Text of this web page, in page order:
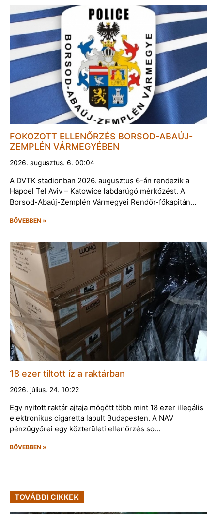
FOKOZOTT ELLENŐRZÉS BORSOD-ABAÚJ-
ZEMPLÉN VÁRMEGYÉBEN
2026. augusztus. 6. 00:04
A DVTK stadionban 2026. augusztus 6-án rendezik a
Hapoel Tel Aviv – Katowice labdarúgó mérkőzést. A
Borsod-Abaúj-Zemplén Vármegyei Rendőr-főkapitán…
BŐVEBBEN »
18 ezer tiltott íz a raktárban
2026. július. 24. 10:22
Egy nyitott raktár ajtaja mögött több mint 18 ezer illegális
elektronikus cigaretta lapult Budapesten. A NAV
pénzügyőrei egy közterületi ellenőrzés so…
BŐVEBBEN »
TOVÁBBI CIKKEK